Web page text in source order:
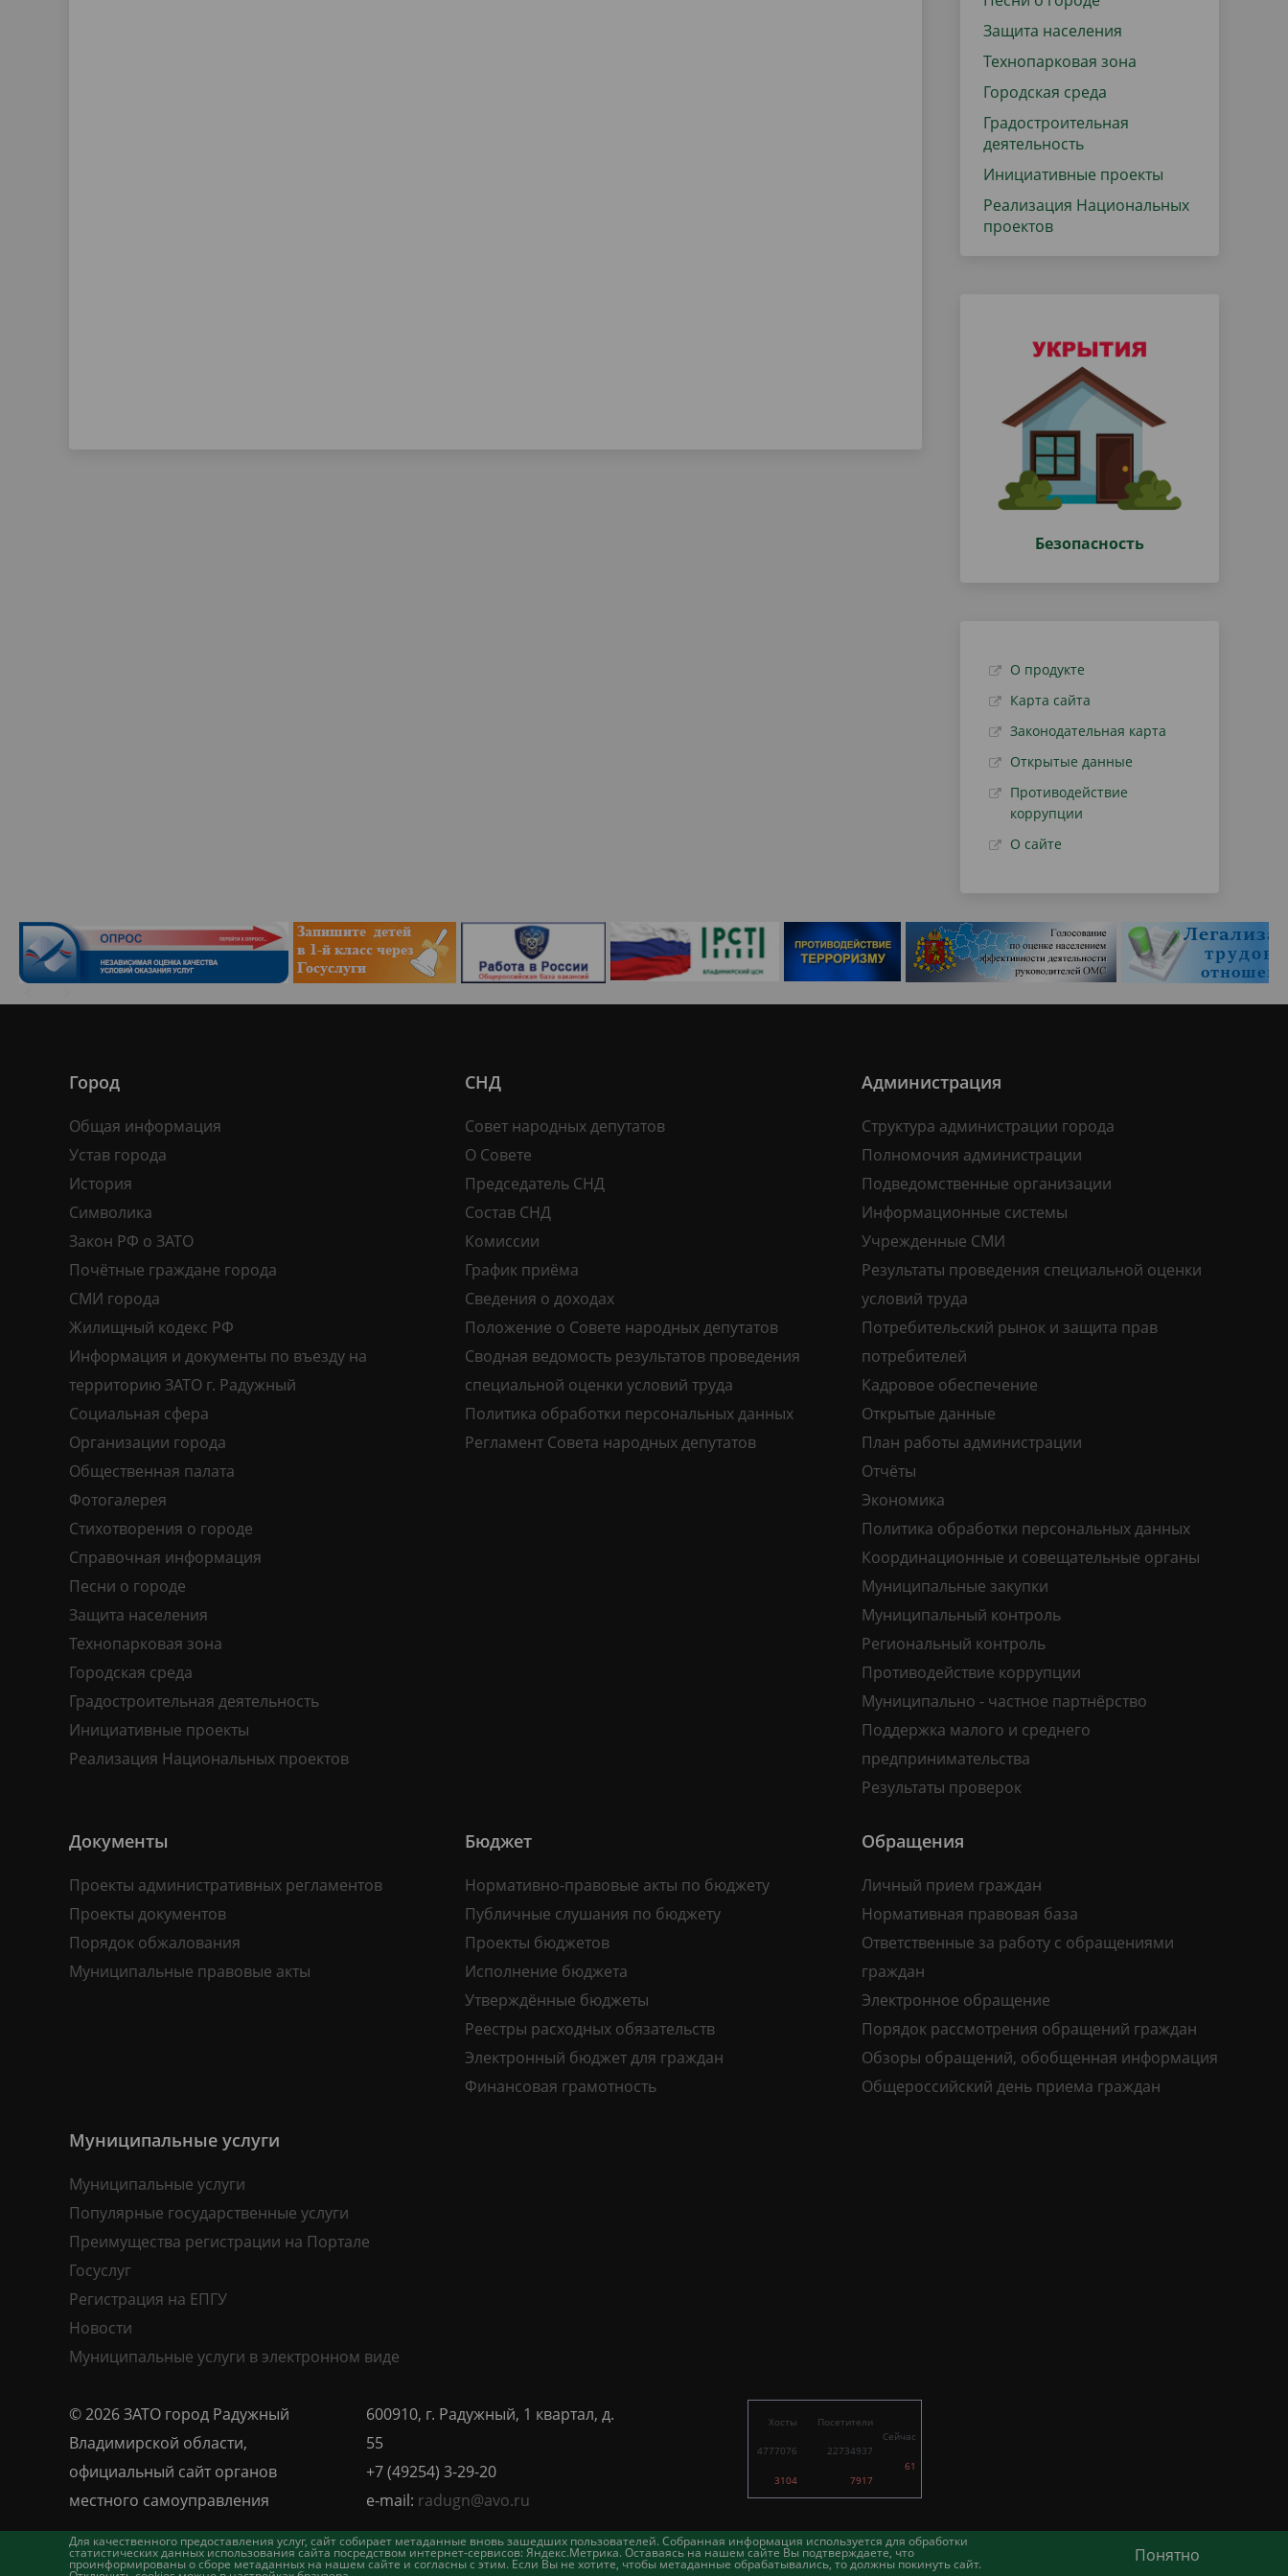
Защита населения
Технопарковая зона
Городская среда
Градостроительная
деятельность
Инициативные проекты
Реализация Национальных
проектов
Безопасность
О продукте
Карта сайта
Законодательная карта
Открытые данные
Противодействие
коррупции
О сайте
Для качественного предоставления услуг, сайт собирает метаданные вновь зашедших пользователей. Собранная информация используется для обработки
статистических данных использования сайта посредством интернет-сервисов: Яндекс.Метрика. Оставаясь на нашем сайте Вы подтверждаете, что
проинформированы о сборе метаданных на нашем сайте и согласны с этим. Если Вы не хотите, чтобы метаданные обрабатывались, то должны покинуть сайт. Понятно
Город
Общая информация
Устав города
История
Символика
Закон РФ о ЗАТО
Почётные граждане города
СМИ города
Жилищный кодекс РФ
Информация и документы по въезду на
территорию ЗАТО г. Радужный
Социальная сфера
Организации города
Общественная палата
Фотогалерея
Стихотворения о городе
Справочная информация
Песни о городе
Защита населения
Технопарковая зона
Городская среда
Градостроительная деятельность
Инициативные проекты
Реализация Национальных проектов
СНД
Совет народных депутатов
О Совете
Председатель СНД
Состав СНД
Комиссии
График приёма
Сведения о доходах
Положение о Совете народных депутатов
Сводная ведомость результатов проведения
специальной оценки условий труда
Политика обработки персональных данных
Регламент Совета народных депутатов
Администрация
Структура администрации города
Полномочия администрации
Подведомственные организации
Информационные системы
Учрежденные СМИ
Результаты проведения специальной оценки
условий труда
Потребительский рынок и защита прав
потребителей
Кадровое обеспечение
Открытые данные
План работы администрации
Отчёты
Экономика
Политика обработки персональных данных
Координационные и совещательные органы
Муниципальные закупки
Муниципальный контроль
Региональный контроль
Противодействие коррупции
Муниципально - частное партнёрство
Поддержка малого и среднего
предпринимательства
Результаты проверок
Документы
Проекты административных регламентов
Проекты документов
Порядок обжалования
Муниципальные правовые акты
Бюджет
Нормативно-правовые акты по бюджету
Публичные слушания по бюджету
Проекты бюджетов
Исполнение бюджета
Утверждённые бюджеты
Реестры расходных обязательств
Электронный бюджет для граждан
Финансовая грамотность
Обращения
Личный прием граждан
Нормативная правовая база
Ответственные за работу с обращениями
граждан
Электронное обращение
Порядок рассмотрения обращений граждан
Обзоры обращений, обобщенная информация
Общероссийский день приема граждан
Муниципальные услуги
Муниципальные услуги
Популярные государственные услуги
Преимущества регистрации на Портале
Госуслуг
Регистрация на ЕПГУ
Новости
Муниципальные услуги в электронном виде
© 2026 ЗАТО город Радужный
Владимирской области,
официальный сайт органов
местного самоуправления
600910, г. Радужный, 1 квартал, д.
55
+7 (49254) 3-29-20
e-mail: radugn@avo.ru
Хосты
4777076
3104
Посетители
22734937
7917
Сейчас
61